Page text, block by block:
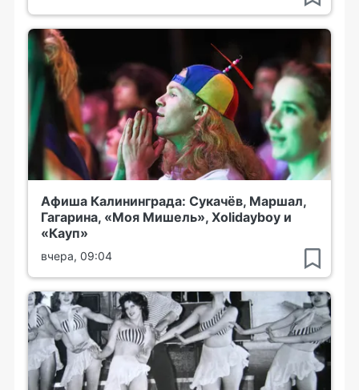
Афиша Калининграда: Сукачёв, Маршал,
Гагарина, «Моя Мишель», Xolidayboy и
«Кауп»
вчера, 09:04